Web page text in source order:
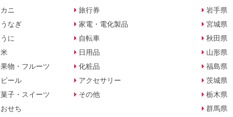
カニ
うなぎ
うに
米
果物・フルーツ
ビール
菓子・スイーツ
おせち
旅行券
家電・電化製品
自転車
日用品
化粧品
アクセサリー
その他
岩手県
宮城県
秋田県
山形県
福島県
茨城県
栃木県
群馬県